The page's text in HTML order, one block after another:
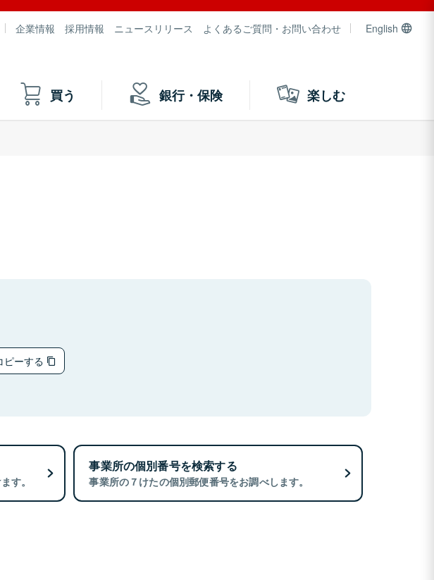
企業情報 採用情報 ニュースリリース よくあるご質問・お問い合わせ English
買う 銀行・保険 楽しむ
ピーする
す。
事業所の個別番号を検索する
事業所の７けたの個別郵便番号をお調べします。